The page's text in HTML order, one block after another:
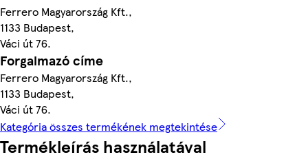
Ferrero Magyarország Kft.,
1133 Budapest,
Váci út 76.
Forgalmazó címe
Ferrero Magyarország Kft.,
1133 Budapest,
Váci út 76.
Kategória összes termékének megtekintése
Termékleírás használatával